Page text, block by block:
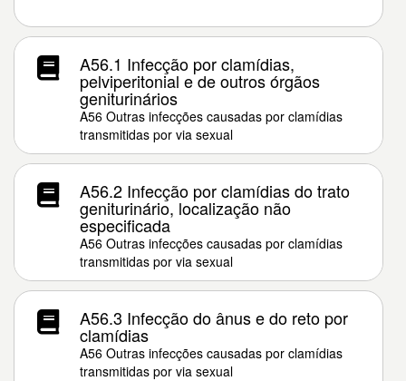
A56.1 Infecção por clamídias,
pelviperitonial e de outros órgãos
geniturinários
A56 Outras infecções causadas por clamídias
transmitidas por via sexual
A56.2 Infecção por clamídias do trato
geniturinário, localização não
especificada
A56 Outras infecções causadas por clamídias
transmitidas por via sexual
A56.3 Infecção do ânus e do reto por
clamídias
A56 Outras infecções causadas por clamídias
transmitidas por via sexual